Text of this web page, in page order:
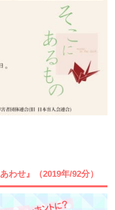
わせ』（2019年/92分）